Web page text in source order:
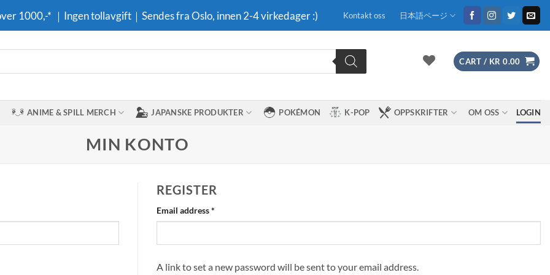
1000,-* ｜Ingen tollavgift｜Sendes fra Oslo, innen 2-4 virkedager :) Kontakt oss 日本語ページ
CART / KR 0.00
ANIME & SPILL MERCH JAPANSKE PRODUKTER POKÉMON K-POP OPPSKRIFTER OM OSS LOGIN
MIN KONTO
REGISTER
Email address*
A link to set a new password will be sent to your email address.